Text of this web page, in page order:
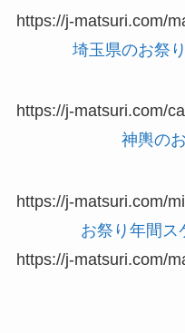
https://j-matsuri.com/
埼玉県のお祭
https://j-matsuri.com/
神輿の
https://j-matsuri.com/
お祭り年間ス
https://j-matsuri.com/